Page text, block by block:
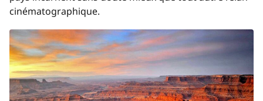
cinématographique.